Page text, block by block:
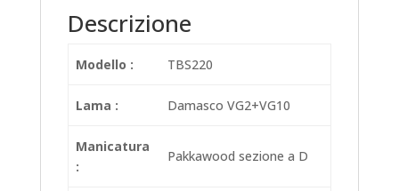
Descrizione
Modello : TBS220
Lama : Damasco VG2+VG10
Manicatura
:
Pakkawood sezione a D